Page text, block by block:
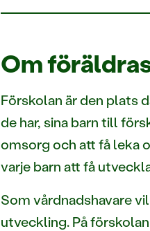
Om
Förskolan är den plats
de har, sina barn till
omsorg och att få leka
varje barn att få
Som vårdnadshavare
utveckling. På